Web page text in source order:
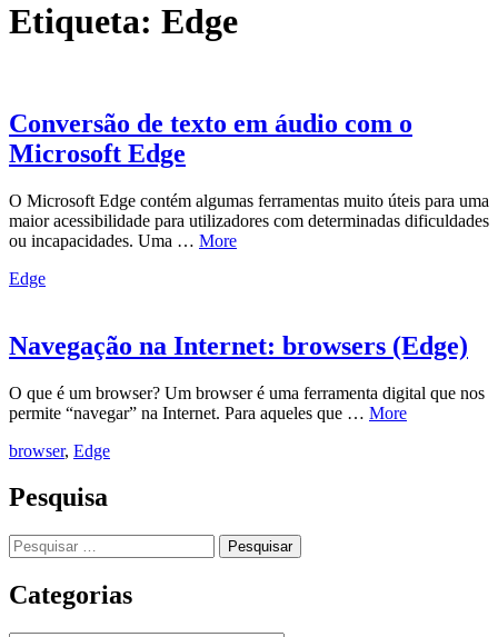
Etiqueta: Edge
Conversão de texto em áudio com o
Microsoft Edge
O Microsoft Edge contém algumas ferramentas muito úteis para uma
maior acessibilidade para utilizadores com determinadas dificuldades
ou incapacidades. Uma … More
Edge
Navegação na Internet: browsers (Edge)
O que é um browser? Um browser é uma ferramenta digital que nos
permite “navegar” na Internet. Para aqueles que … More
browser, Edge
Pesquisa
Pesquisar
por:
Categorias